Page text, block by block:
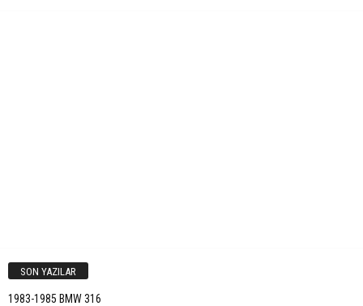
SON YAZILAR
1983-1985 BMW 316